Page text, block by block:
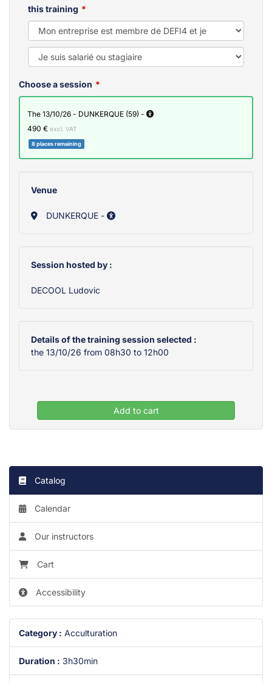
this training
Choose a session
the 13/10/26 - DUNKERQUE (59) -
490 € excl. VAT
8 places remaining
Venue
DUNKERQUE -
Session hosted by :
DECOOL Ludovic
Details of the training session selected :
the 13/10/26 from 08h30 to 12h00
Add to cart
Catalog
Calendar
Our instructors
Cart
Accessibility
Category : Acculturation
Duration : 3h30min